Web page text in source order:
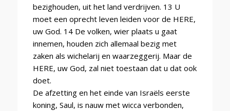
bezighouden, uit het land verdrijven. 13 U
moet een oprecht leven leiden voor de HERE,
uw God. 14 De volken, wier plaats u gaat
innemen, houden zich allemaal bezig met
zaken als wichelarij en waarzeggerij. Maar de
HERE, uw God, zal niet toestaan dat u dat ook
doet.
De afzetting en het einde van Israëls eerste
koning, Saul, is nauw met wicca verbonden,